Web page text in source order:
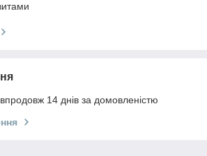
14 днів за домовленістю